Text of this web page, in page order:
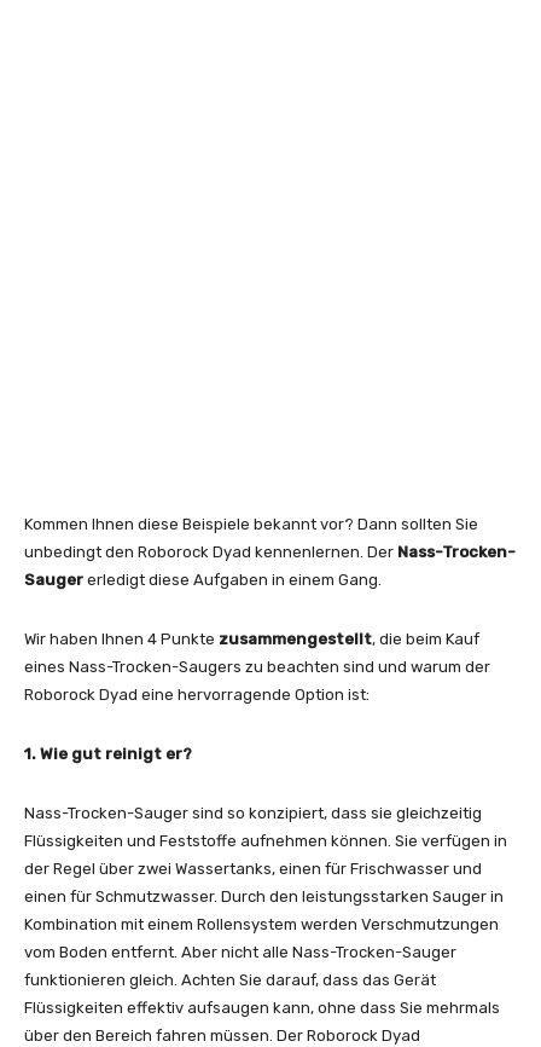
Kommen Ihnen diese Beispiele bekannt vor? Dann sollten Sie
unbedingt den Roborock Dyad kennenlernen. Der Nass-Trocken-
Sauger erledigt diese Aufgaben in einem Gang.
Wir haben Ihnen 4 Punkte zusammengestellt, die beim Kauf
eines Nass-Trocken-Saugers zu beachten sind und warum der
Roborock Dyad eine hervorragende Option ist:
1. Wie gut reinigt er?
Nass-Trocken-Sauger sind so konzipiert, dass sie gleichzeitig
Flüssigkeiten und Feststoffe aufnehmen können. Sie verfügen in
der Regel über zwei Wassertanks, einen für Frischwasser und
einen für Schmutzwasser. Durch den leistungsstarken Sauger in
Kombination mit einem Rollensystem werden Verschmutzungen
vom Boden entfernt. Aber nicht alle Nass-Trocken-Sauger
funktionieren gleich. Achten Sie darauf, dass das Gerät
Flüssigkeiten effektiv aufsaugen kann, ohne dass Sie mehrmals
über den Bereich fahren müssen. Der Roborock Dyad